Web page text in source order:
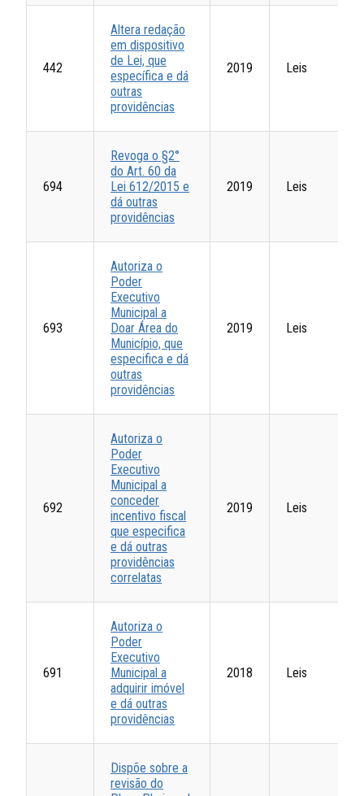
442
Altera redação
em dispositivo
de Lei, que
específica e dá
outras
providências
2019 Leis
694
Revoga o §2°
do Art. 60 da
Lei 612/2015 e
dá outras
providências
2019 Leis
693
Autoriza o
Poder
Executivo
Municipal a
Doar Área do
Município, que
especifica e dá
outras
providências
2019 Leis
692
Autoriza o
Poder
Executivo
Municipal a
conceder
incentivo fiscal
que especifica
e dá outras
providências
correlatas
2019 Leis
691
Autoriza o
Poder
Executivo
Municipal a
adquirir imóvel
e dá outras
providências
2018 Leis
Dispõe sobre a
revisão do